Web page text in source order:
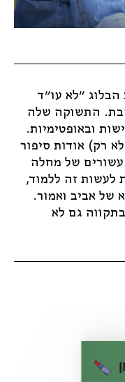
"לא עו"ד
התשוקה שלה
ובאופטימיות.
רק) אודות סיפור
שלה עם למעלה מ-2 עשורים של מחלה
זה ללמוד,
אביב ואמור.
גם לא